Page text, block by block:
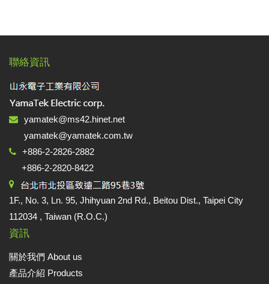
聯絡資訊
yamatek@ms42.hinet.net
yamatek@yamatek.com.tw
+886-2-2826-2882
+886-2-2820-8422
1F., No. 3, Ln. 95, Jhihyuan 2nd Rd., Beitou Dist., Taipei City
112034 , Taiwan (R.O.C.)
資訊
關於我們 About us
產品介紹 Products